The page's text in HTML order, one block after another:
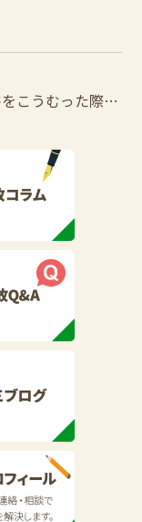
労災にも該当する交通事故で後遺障害をこうむった際の控除調整とは？